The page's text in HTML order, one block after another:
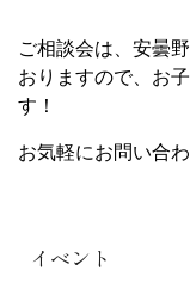
ご相談会は、安曇
おりますので、お
す！
お気軽にお問い合
イベント